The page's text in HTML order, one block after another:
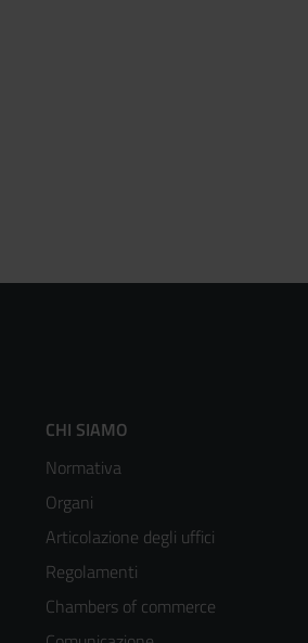
Footer
menù
colonna
3
CHI SIAMO
Normativa
Organi
Articolazione degli uffici
Regolamenti
Chambers of commerce